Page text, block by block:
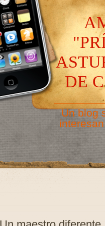
DE
Un blog